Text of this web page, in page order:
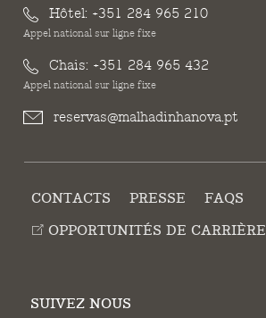
Hôtel: +351 284 965 210
Appel national sur ligne fixe
Chais: +351 284 965 432
Appel national sur ligne fixe
reservas@malhadinhanova.pt
CONTACTS PRESSE
FAQS
OPPORTUNITÉS DE CARRIÈRE
SUIVEZ NOUS